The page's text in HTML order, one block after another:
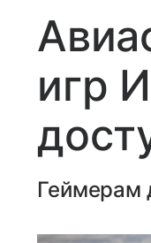
игр
Геймерам